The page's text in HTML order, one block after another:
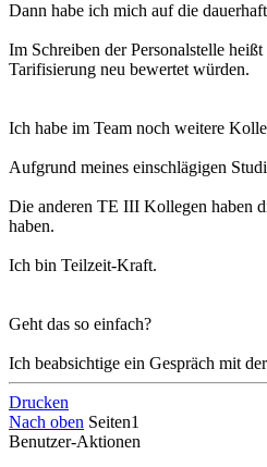
Dann habe ich mich auf die
Im Schreiben der Personalstelle
Tarifisierung neu bewertet würden.
Ich habe im Team noch weitere
Aufgrund meines einschlägigen
Die anderen TE III Kollegen haben
haben.
Ich bin Teilzeit-Kraft.
Geht das so einfach?
Ich beabsichtige ein Gespräch mit
Drucken
Nach oben Seiten1
Benutzer-Aktionen